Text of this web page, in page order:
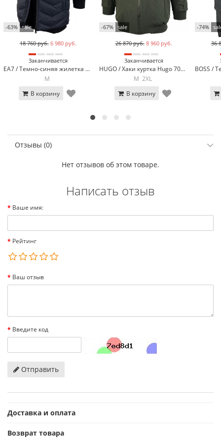
-63% sale
18 760 руб. 6 980 руб.
Заканчивается
EA7 / Темно-синяя жилетка EA7 EA-460-2
M
В корзину
-67% sale
26 870 руб. 8 960 руб.
Заканчивается
HUGO / Хаки куртка Hugo 7084-21
M 2XL
В корзину
-74%
36
Отзывы (0)
Нет отзывов об этом товаре.
Написать отзыв
Ваше имя:
Рейтинг
Ваш отзыв
Введите код
Отправить
Доставка и оплата
Возврат товара